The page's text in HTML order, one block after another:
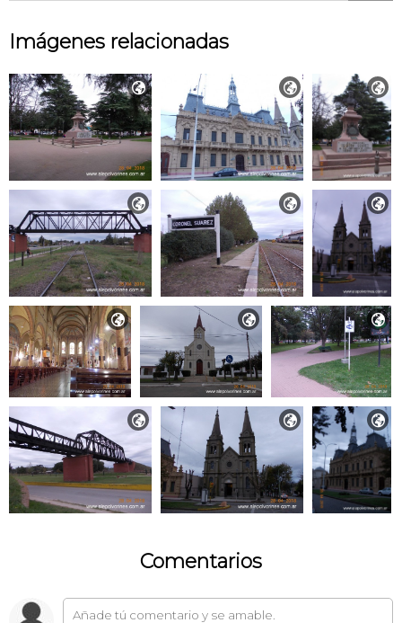
Imágenes relacionadas
  
  
  
  
Comentarios